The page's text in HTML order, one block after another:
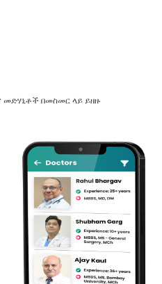
በመስመር ላይ ይዘዙ